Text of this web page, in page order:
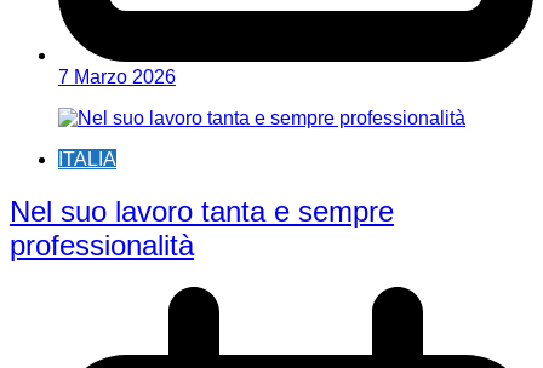
7 Marzo 2026
ITALIA
Nel suo lavoro tanta e sempre
professionalità